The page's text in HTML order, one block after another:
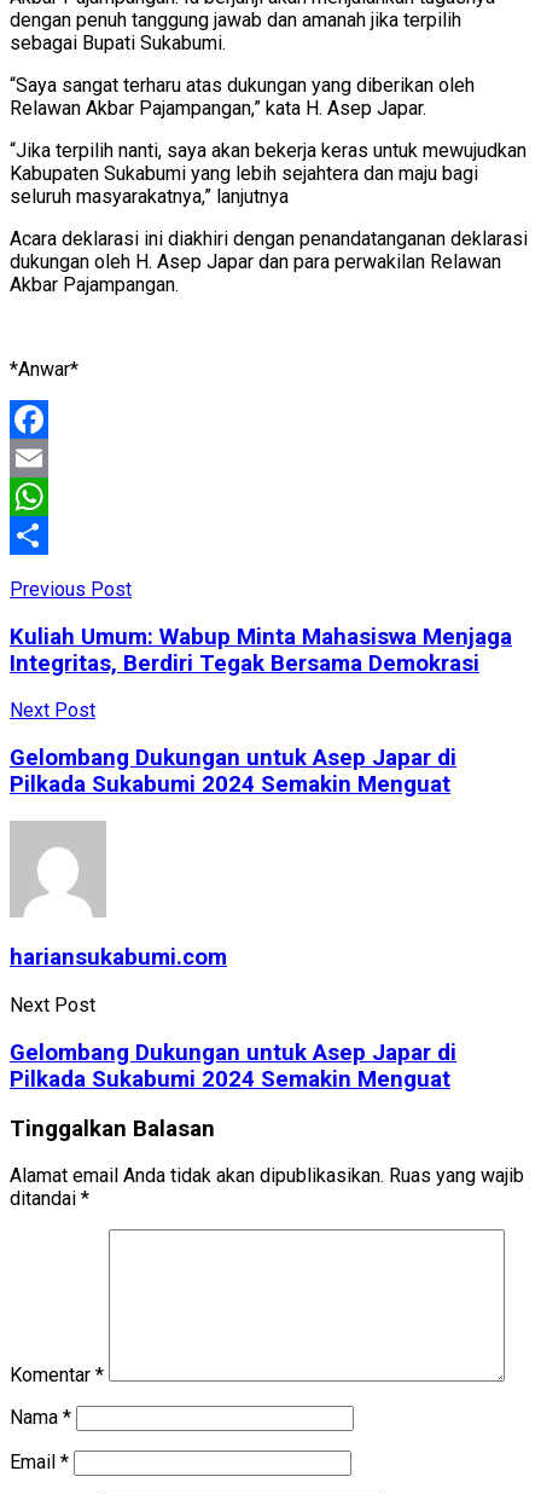
dengan penuh tanggung jawab dan amanah jika terpilih
sebagai Bupati Sukabumi.
“Saya sangat terharu atas dukungan yang diberikan oleh
Relawan Akbar Pajampangan,” kata H. Asep Japar.
“Jika terpilih nanti, saya akan bekerja keras untuk mewujudkan
Kabupaten Sukabumi yang lebih sejahtera dan maju bagi
seluruh masyarakatnya,” lanjutnya
Acara deklarasi ini diakhiri dengan penandatanganan deklarasi
dukungan oleh H. Asep Japar dan para perwakilan Relawan
Akbar Pajampangan.
*Anwar*
Facebook
Email
WhatsApp
Previous Post
Kuliah Umum: Wabup Minta Mahasiswa Menjaga
Integritas, Berdiri Tegak Bersama Demokrasi
Next Post
Gelombang Dukungan untuk Asep Japar di
Pilkada Sukabumi 2024 Semakin Menguat
hariansukabumi.com
Next Post
Gelombang Dukungan untuk Asep Japar di
Pilkada Sukabumi 2024 Semakin Menguat
Tinggalkan Balasan
Alamat email Anda tidak akan dipublikasikan. Ruas yang wajib
ditandai *
Komentar *
Nama *
Email *